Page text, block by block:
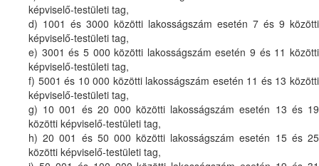
képviselő-testületi tag,
d) 1001 és 3000 közötti lakosságszám esetén 7 és 9 közötti
képviselő-testületi tag,
e) 3001 és 5 000 közötti lakosságszám esetén 9 és 11 közötti
képviselő-testületi tag,
f) 5001 és 10 000 közötti lakosságszám esetén 11 és 13 közötti
képviselő-testületi tag,
g) 10 001 és 20 000 közötti lakosságszám esetén 13 és 19
közötti képviselő-testületi tag,
h) 20 001 és 50 000 közötti lakosságszám esetén 15 és 25
közötti képviselő-testületi tag,